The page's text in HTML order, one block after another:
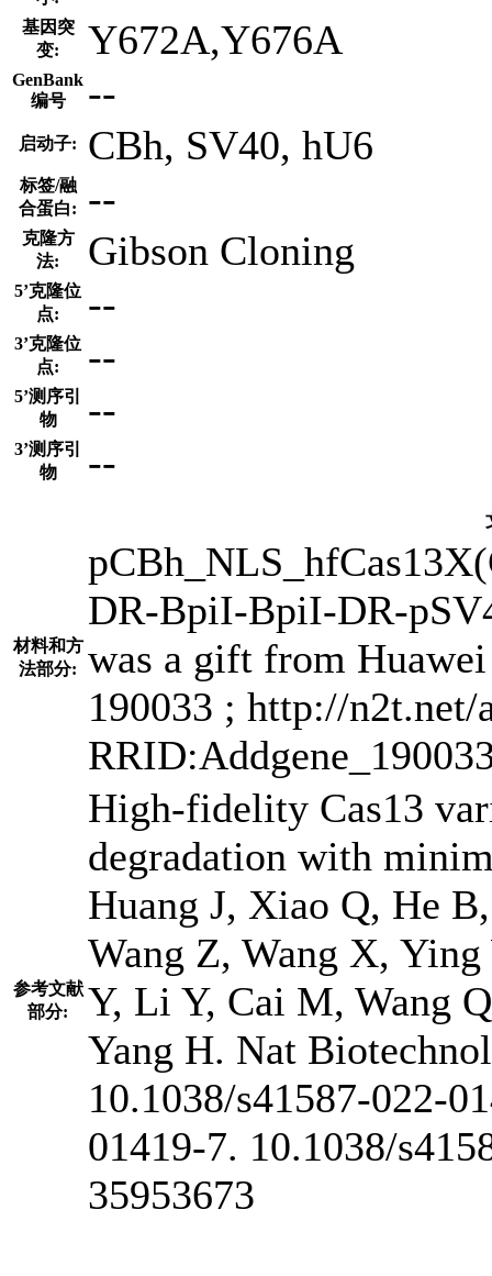
基因突
变:
Y672A,Y676A
GenBank
编号
--
启动子: CBh, SV40, hU6
标签/融
合蛋白:
--
克隆方
法:
Gibson Cloning
5’克隆位
点:
--
3’克隆位
点:
--
5’测序引
物
--
3’测序引
物
--
材料和方
法部分:
DR-BpiI-BpiI-DR-
was a gift from
190033 ; http://n2t.net/
参考文献
部分:
High-fidelity Cas13
degradation with
Huang J, Xiao Q, He
Wang Z, Wang X,
Y, Li Y, Cai M, Wang
Yang H. Nat
10.1038/s41587-022-
01419-7. 10.1038/
35953673